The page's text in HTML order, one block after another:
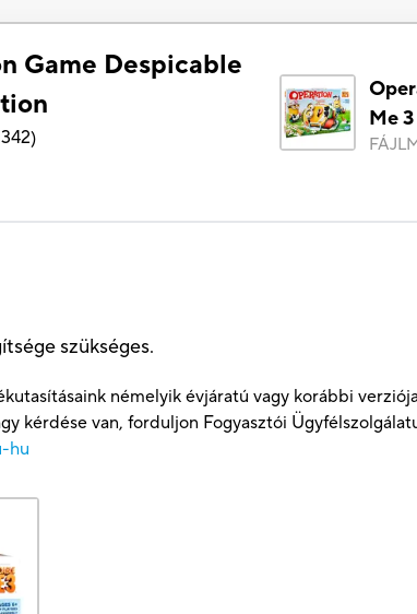
Game Despicable
)
Me
szükséges.
némelyik évjáratú vagy korábbi
kérdése van, forduljon Fogyasztói
hu